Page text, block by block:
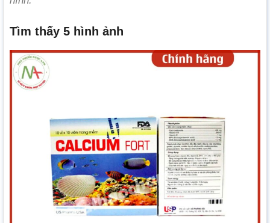
Tìm thấy 5 hình ảnh